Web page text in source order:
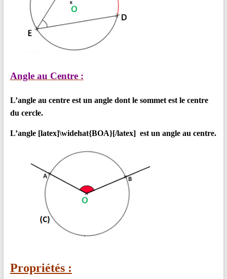
Angle au Centre :
L’angle au centre est un angle dont le sommet est le centre
du cercle.
L’angle [latex]\widehat{BOA}[/latex] est un angle au centre.
Propriétés :